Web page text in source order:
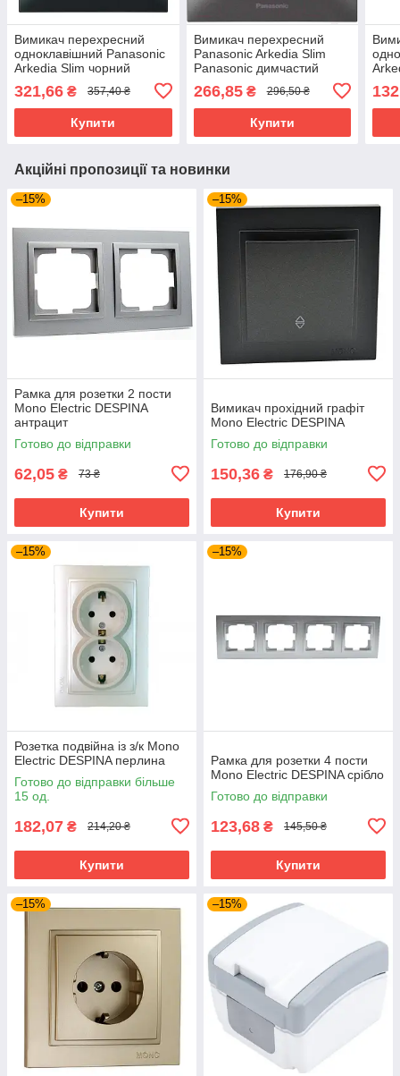
Вимикач перехресний
одноклавішний Panasonic
Arkedia Slim чорний
321,66 ₴ 357,40 ₴
Купити
Вимикач перехресний
Panasonic Arkedia Slim
Panasonic димчастий
266,85₴ 296,50 ₴
Купити
Акційні пропозиції та новинки
–15%
Рамка для розетки 2 пости
Mono Electric DESPINA
антрацит
Готово до відправки
62,05 ₴ 73 ₴
Купити
–15%
Вимикач прохідний графіт
Mono Electric DESPINA
Готово до відправки
150,36 ₴ 176,90 ₴
Купити
–15%
Розетка подвійна із з/к Mono
Electric DESPINA перлина
Готово до відправки більше
15 од.
182,07 ₴ 214,20 ₴
Купити
–15%
Рамка для розетки 4 пости
Mono Electric DESPINA срібло
Готово до відправки
123,68 ₴ 145,50 ₴
Купити
–15% –15%